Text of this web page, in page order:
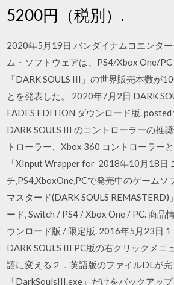
5200円（税別）.
2020年5月19日 バンダイナムコエンタ
ム・ソフトウェアは、PS4/Xbox One/
「DARK SOULS III」の世界販売本数が
とを発表した。 2020年7月2日 DARK
FADES EDITION ダウンロード版.
DARK SOULS III のコントローラーの推
トローラー、Xbox 360 コントローラー
「XInput Wrapper for 2018年10月18日
チ,PS4,XboxOne,PCで発売中のゲームソ
マスタード(DARK SOULS
ード, Switch / PS4 / Xbox One / PC. 商品
ウンロード版 / 限定版. 2016年5月23日 1
DARK SOULS III PC版の右クリックメニ
語に変える２．英語版のファイルDLが完
「DarkSoulsIII.exe」だけをバックアッ